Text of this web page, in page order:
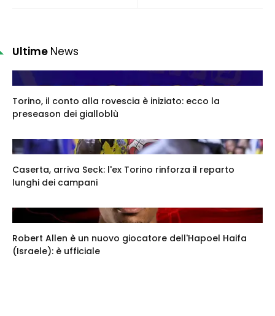
Ultime News
Torino, il conto alla rovescia è iniziato: ecco la
preseason dei gialloblù
Caserta, arriva Seck: l'ex Torino rinforza il reparto
lunghi dei campani
Robert Allen è un nuovo giocatore dell'Hapoel Haifa
(Israele): è ufficiale